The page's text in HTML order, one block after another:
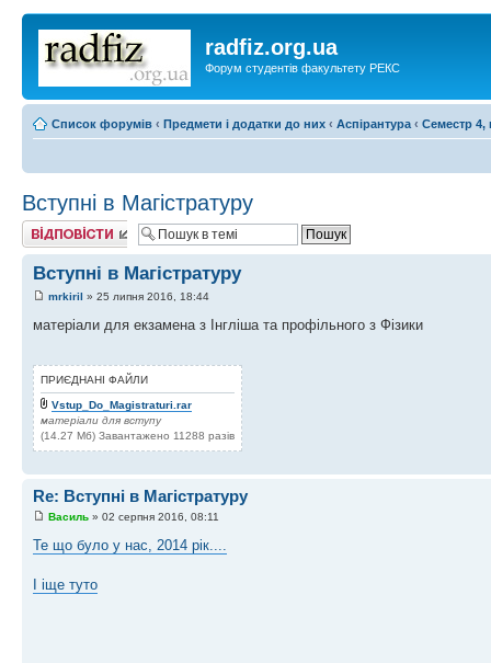
radfiz.org.ua
Форум студентів факультету РЕКС
Список форумів ‹ Предмети і додатки до них ‹ Аспірантура ‹ Семестр 4,
Вступні в Магістратуру
Відповісти
Вступні в Магістратуру
mrkiril » 25 липня 2016, 18:44
матеріали для екзамена з Інгліша та профільного з Фізики
ПРИЄДНАНІ ФАЙЛИ
Vstup_Do_Magistraturi.rar
матеріали для вступу
(14.27 Мб) Завантажено 11288 разів
Re: Вступні в Магістратуру
Василь » 02 серпня 2016, 08:11
Те що було у нас, 2014 рік....
І іще туто